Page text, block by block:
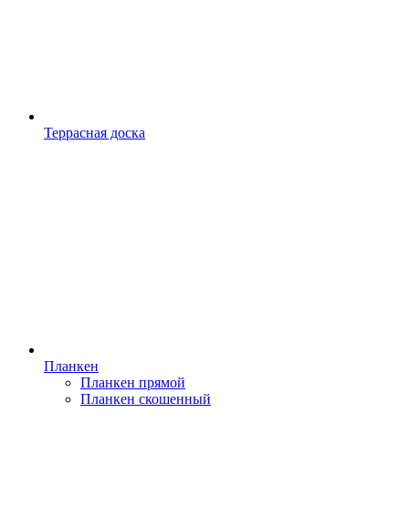
Террасная доска
Планкен
Планкен прямой
Планкен скошенный